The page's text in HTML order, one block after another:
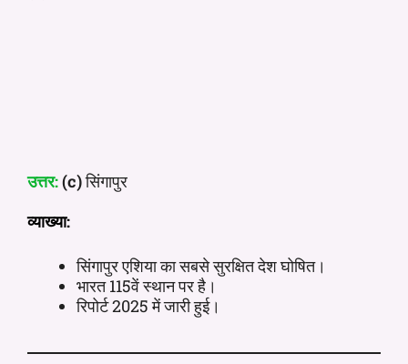
उत्तर:(c)सिंगापुर
व्याख्या:
सिंगापुर एशिया का सबसे सुरक्षित देश घोषित।
भारत 115वें स्थान पर है।
रिपोर्ट 2025 में जारी हुई।